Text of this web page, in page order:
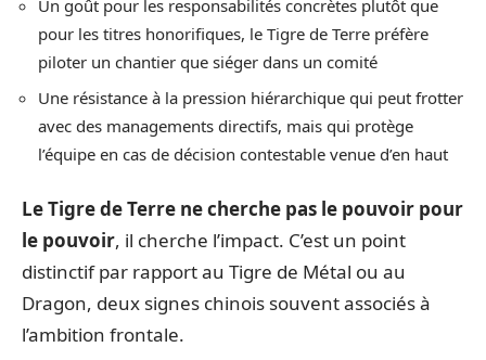
Un goût pour les responsabilités concrètes plutôt que
pour les titres honorifiques, le Tigre de Terre préfère
piloter un chantier que siéger dans un comité
Une résistance à la pression hiérarchique qui peut frotter
avec des managements directifs, mais qui protège
l’équipe en cas de décision contestable venue d’en haut
Le Tigre de Terre ne cherche pas le pouvoir pour
le pouvoir, il cherche l’impact. C’est un point
distinctif par rapport au Tigre de Métal ou au
Dragon, deux signes chinois souvent associés à
l’ambition frontale.